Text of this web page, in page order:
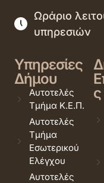
Ωράριο
υπηρεσιών
Υπηρεσίες
Δήμου
Αυτοτελές
Τμήμα Κ.Ε.Π.
Αυτοτελές
Τμήμα
Εσωτερικού
Ελέγχου
Αυτοτελές